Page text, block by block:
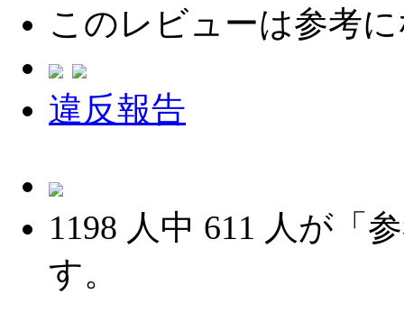
このレビューは参考
違反報告
1198 人中 611 人が「
す。